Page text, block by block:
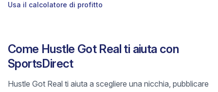
Usa il calcolatore di profitto
Come Hustle Got Real ti aiuta con
SportsDirect
Hustle Got Real ti aiuta a scegliere una nicchia, pubblicare